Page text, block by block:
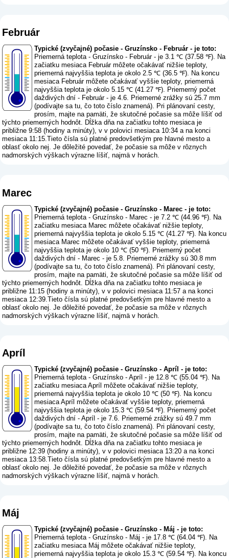
Február
Typické (zvyčajné) počasie - Gruzínsko - Február - je toto:
Priemerná teplota - Gruzínsko - Február - je 3.1 ℃ (37.58 ℉). Na
začiatku mesiaca Február môžete očakávať nižšie teploty,
priemerná najvyššia teplota je okolo 2.5 ℃ (36.5 ℉). Na koncu
mesiaca Február môžete očakávať vyššie teploty, priemerná
najvyššia teplota je okolo 5.15 ℃ (41.27 ℉). Priemerný počet
daždivých dní - Február - je 4.6. Priemerné zrážky sú 25.7 mm
(podívajte sa tu, čo toto číslo znamená). Pri plánovaní cesty,
prosím, majte na pamäti, že skutočné počasie sa môže líšiť od
týchto priemerných hodnôt. Dĺžka dňa na začiatku tohto mesiaca je
približne 9:58 (hodiny a minúty), v v polovici mesiaca 10:34 a na konci
mesiaca 11:15.Tieto čísla sú platné predovšetkým pre hlavné mesto a
oblasť okolo nej. Je dôležité povedať, že počasie sa môže v rôznych
nadmorských výškach výrazne líšiť, najmä v horách.
Marec
Typické (zvyčajné) počasie - Gruzínsko - Marec - je toto:
Priemerná teplota - Gruzínsko - Marec - je 7.2 ℃ (44.96 ℉). Na
začiatku mesiaca Marec môžete očakávať nižšie teploty,
priemerná najvyššia teplota je okolo 5.15 ℃ (41.27 ℉). Na koncu
mesiaca Marec môžete očakávať vyššie teploty, priemerná
najvyššia teplota je okolo 10 ℃ (50 ℉). Priemerný počet
daždivých dní - Marec - je 5.8. Priemerné zrážky sú 30.8 mm
(podívajte sa tu, čo toto číslo znamená). Pri plánovaní cesty,
prosím, majte na pamäti, že skutočné počasie sa môže líšiť od
týchto priemerných hodnôt. Dĺžka dňa na začiatku tohto mesiaca je
približne 11:15 (hodiny a minúty), v v polovici mesiaca 11:57 a na konci
mesiaca 12:39.Tieto čísla sú platné predovšetkým pre hlavné mesto a
oblasť okolo nej. Je dôležité povedať, že počasie sa môže v rôznych
nadmorských výškach výrazne líšiť, najmä v horách.
Apríl
Typické (zvyčajné) počasie - Gruzínsko - Apríl - je toto:
Priemerná teplota - Gruzínsko - Apríl - je 12.8 ℃ (55.04 ℉). Na
začiatku mesiaca Apríl môžete očakávať nižšie teploty,
priemerná najvyššia teplota je okolo 10 ℃ (50 ℉). Na koncu
mesiaca Apríl môžete očakávať vyššie teploty, priemerná
najvyššia teplota je okolo 15.3 ℃ (59.54 ℉). Priemerný počet
daždivých dní - Apríl - je 7.6. Priemerné zrážky sú 49.7 mm
(podívajte sa tu, čo toto číslo znamená). Pri plánovaní cesty,
prosím, majte na pamäti, že skutočné počasie sa môže líšiť od
týchto priemerných hodnôt. Dĺžka dňa na začiatku tohto mesiaca je
približne 12:39 (hodiny a minúty), v v polovici mesiaca 13:20 a na konci
mesiaca 13:58.Tieto čísla sú platné predovšetkým pre hlavné mesto a
oblasť okolo nej. Je dôležité povedať, že počasie sa môže v rôznych
nadmorských výškach výrazne líšiť, najmä v horách.
Máj
Typické (zvyčajné) počasie - Gruzínsko - Máj - je toto:
Priemerná teplota - Gruzínsko - Máj - je 17.8 ℃ (64.04 ℉). Na
začiatku mesiaca Máj môžete očakávať nižšie teploty,
priemerná najvyššia teplota je okolo 15.3 ℃ (59.54 ℉). Na koncu